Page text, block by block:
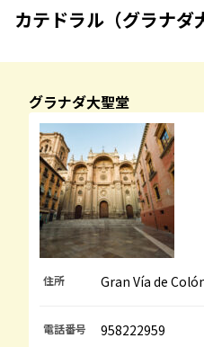
カテドラル（グラナダ
グラナダ大聖堂
住所 Gran Vía de
電話番号 958222959